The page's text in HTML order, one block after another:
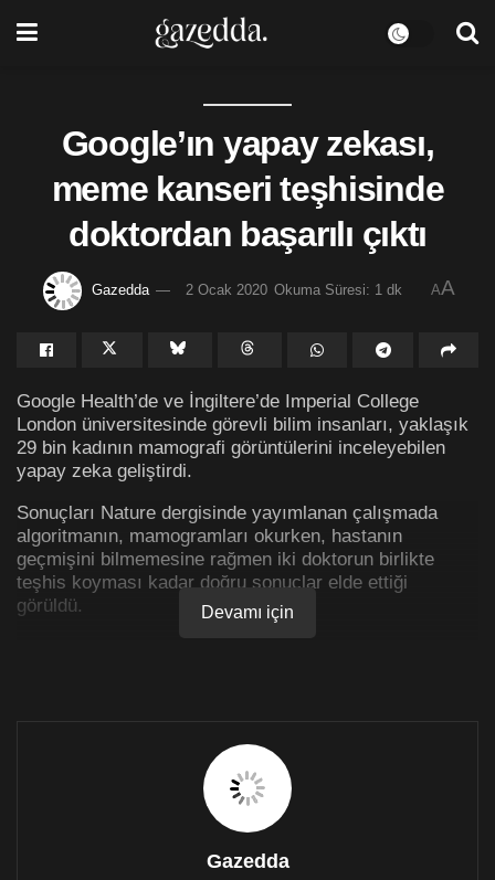
Google’ın yapay zekası,
meme kanseri teşhisinde
doktordan başarılı çıktı
Gazedda 2 Ocak 2020 Okuma Süresi: 1 dk AA
Google Health’de ve İngiltere’de Imperial College
London üniversitesinde görevli bilim insanları, yaklaşık
29 bin kadının mamografi görüntülerini inceleyebilen
yapay zeka geliştirdi.
Sonuçları Nature dergisinde yayımlanan çalışmada
algoritmanın, mamogramları okurken, hastanın
geçmişini bilmemesine rağmen iki doktorun birlikte
teşhis koyması kadar doğru sonuçlar elde ettiği
görüldü.
görülmesi) oranının yüzde 1.2, hatalı negatiflerinin de
(kanserin gözden kaçırılması) yüzde 2.7 az olduğu
Dünya Sağlık Örgütü’ne göre, 2018’de dünyada 627 bin
kadın meme kanserinden yaşamını yitirdi.
Devamı için
Gazedda